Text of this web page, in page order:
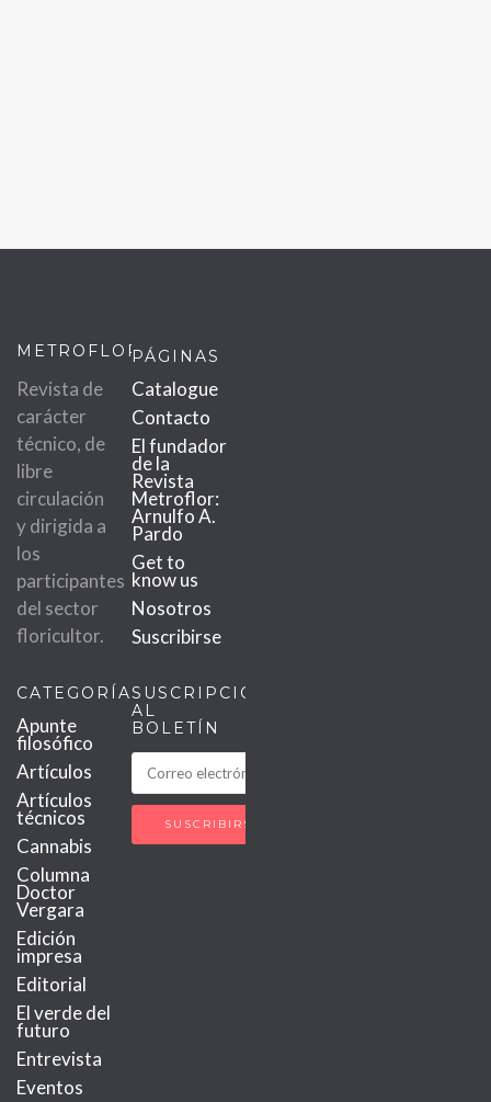
METROFLOR
Revista de
carácter
técnico, de
libre
circulación
y dirigida a
los
participantes
del sector
floricultor.
PÁGINAS
Catalogue
Contacto
El fundador
de la
Revista
Metroflor:
Arnulfo A.
Pardo
Get to
know us
Nosotros
Suscribirse
CATEGORÍAS
Apunte
filosófico
Artículos
Artículos
técnicos
Cannabis
Columna
Doctor
Vergara
Edición
impresa
Editorial
El verde del
futuro
Entrevista
Eventos
SUSCRIPCIÓN
AL
BOLETÍN